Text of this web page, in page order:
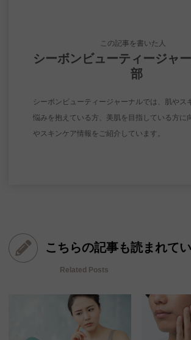
この記事を書いた人
シーボンビューティージャ
部
シーボンビューティージャーナルでは、肌やス
悩みを抱えている方、美肌を目指している方に
やスキンケア情報をご紹介しています。
こちらの記事も読まれて
Related Posts